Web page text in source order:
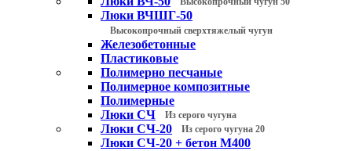
Люки ВЧШГ-50
Высокопрочный сверхтяжелый чугун
Железобетонные
Пластиковые
Полимерно песчаные
Полимерное композитные
Полимерные
Люки СЧ
Из серого чугуна
Люки СЧ-20 Из серого чугуна 20
Люки СЧ-20 + бетон М400